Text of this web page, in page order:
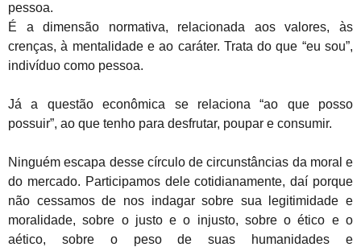
pessoa.
É a dimensão normativa, relacionada aos valores, às
crenças, à mentalidade e ao caráter. Trata do que “eu sou”,
indivíduo como pessoa.
Já a questão econômica se relaciona “ao que posso
possuir”, ao que tenho para desfrutar, poupar e consumir.
Ninguém escapa desse círculo de circunstâncias da moral e
do mercado. Participamos dele cotidianamente, daí porque
não cessamos de nos indagar sobre sua legitimidade e
moralidade, sobre o justo e o injusto, sobre o ético e o
aético, sobre o peso de suas humanidades e